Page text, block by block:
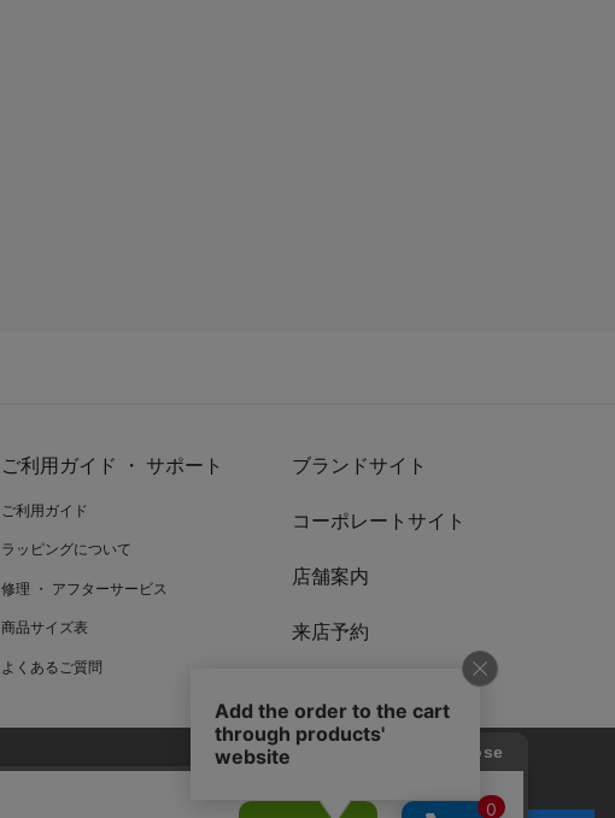
ご利用ガイド ・ サポート
ご利用ガイド
ラッピングについて
修理 ・ アフターサービス
商品サイズ表
よくあるご質問
ブランドサイト
コーポレートサイト
店舗案内
来店予約
お問い合わせ